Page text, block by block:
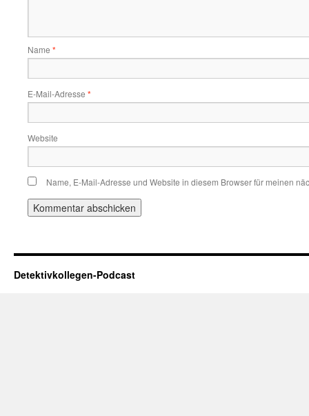
Name *
E-Mail-Adresse *
Website
Name, E-Mail-Adresse und Website in diesem Browser für meinen
Detektivkollegen-Podcast